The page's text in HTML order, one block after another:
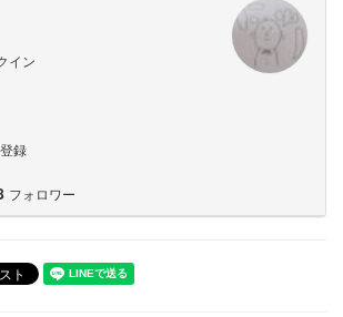
イン
録
フォロワー